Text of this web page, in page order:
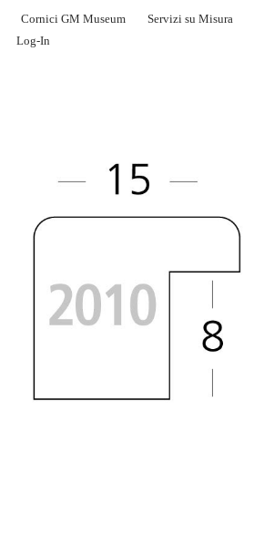
Cornici GM Museum Servizi su Misura
Log-In